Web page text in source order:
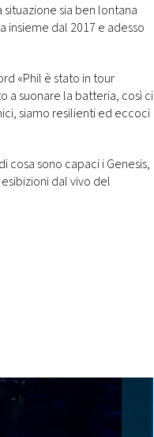
sia ben lontana
insieme dal 2017 e adesso
«Phil è stato in tour
a suonare la batteria, così ci
siamo resilienti ed eccoci
cosa sono capaci i Genesis,
dal vivo del